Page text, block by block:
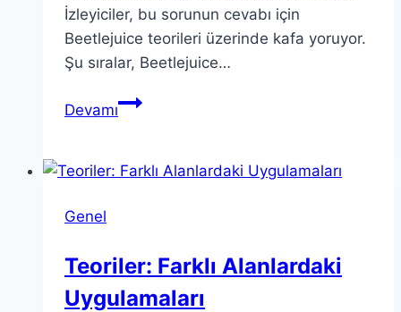
İzleyiciler, bu sorunun cevabı için
Beetlejuice teorileri üzerinde kafa yoruyor.
Şu sıralar, Beetlejuice…
DevamıBeetlejuice:
Ölüm
Detayları
Genel
Teoriler: Farklı Alanlardaki
Uygulamaları